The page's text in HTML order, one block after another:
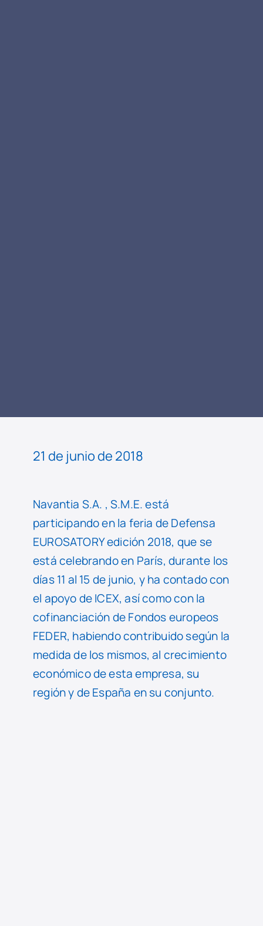
21 de junio de 2018
Navantia S.A. , S.M.E. está
participando en la feria de Defensa
EUROSATORY edición 2018, que se
está celebrando en París, durante los
días 11 al 15 de junio, y ha contado con
el apoyo de ICEX, así como con la
cofinanciación de Fondos europeos
FEDER, habiendo contribuido según la
medida de los mismos, al crecimiento
económico de esta empresa, su
región y de España en su conjunto.